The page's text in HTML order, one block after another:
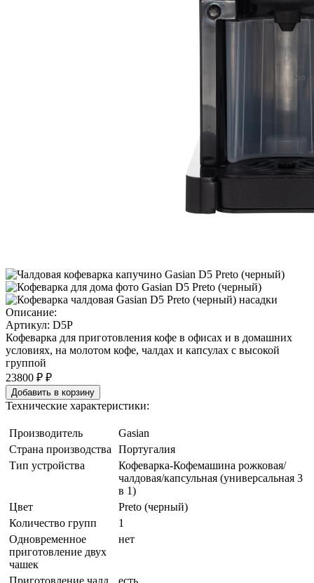
Описание:
Артикул: D5P
Кофеварка для приготовления кофе в офисах и в домашних
условиях, на молотом кофе, чалдах и капсулах с высокой
группой
23800 ₽ ₽
Технические характеристики:
Производитель
Gasian
Страна производства
Португалия
Тип устройства
Кофеварка-Кофемашина рожковая/
чалдовая/капсульная (универсальная 3
в 1)
Цвет
Preto (черный)
Количество групп
1
Одновременное
приготовление двух
чашек
нет
Приготовление чалд есть